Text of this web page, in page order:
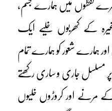
لفظوں میں ہمارے جسم،
کے کھربوں خلیے ایک
ہمارے شعور کو ہمارے تمام
مسلسل جاری و ساری رکھتے
مرنے اور کروڑوں خلیوں